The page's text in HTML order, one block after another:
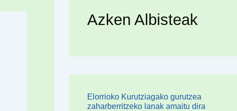
Azken Albisteak
Elorrioko Kurutziagako gurutzea
zaharberritzeko lanak amaitu dira